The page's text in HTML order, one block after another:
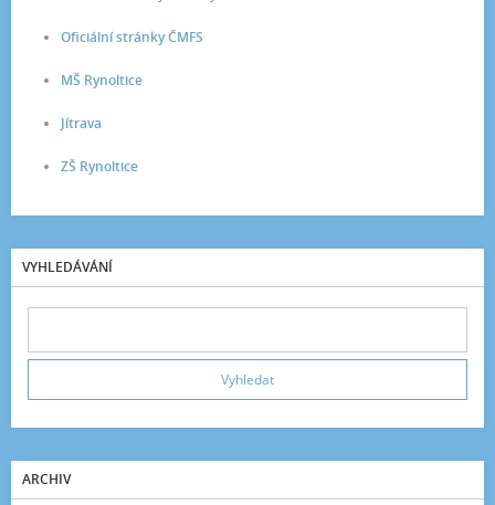
Oficiální stránky ČMFS
MŠ Rynoltice
Jítrava
ZŠ Rynoltice
VYHLEDÁVÁNÍ
ARCHIV